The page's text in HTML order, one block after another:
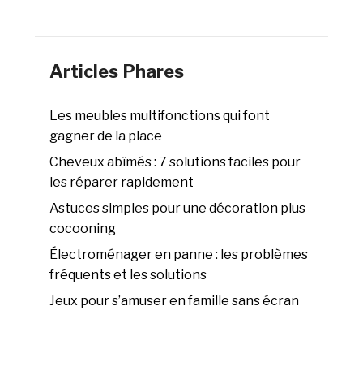
Articles Phares
Les meubles multifonctions qui font
gagner de la place
Cheveux abîmés : 7 solutions faciles pour
les réparer rapidement
Astuces simples pour une décoration plus
cocooning
Électroménager en panne : les problèmes
fréquents et les solutions
Jeux pour s’amuser en famille sans écran